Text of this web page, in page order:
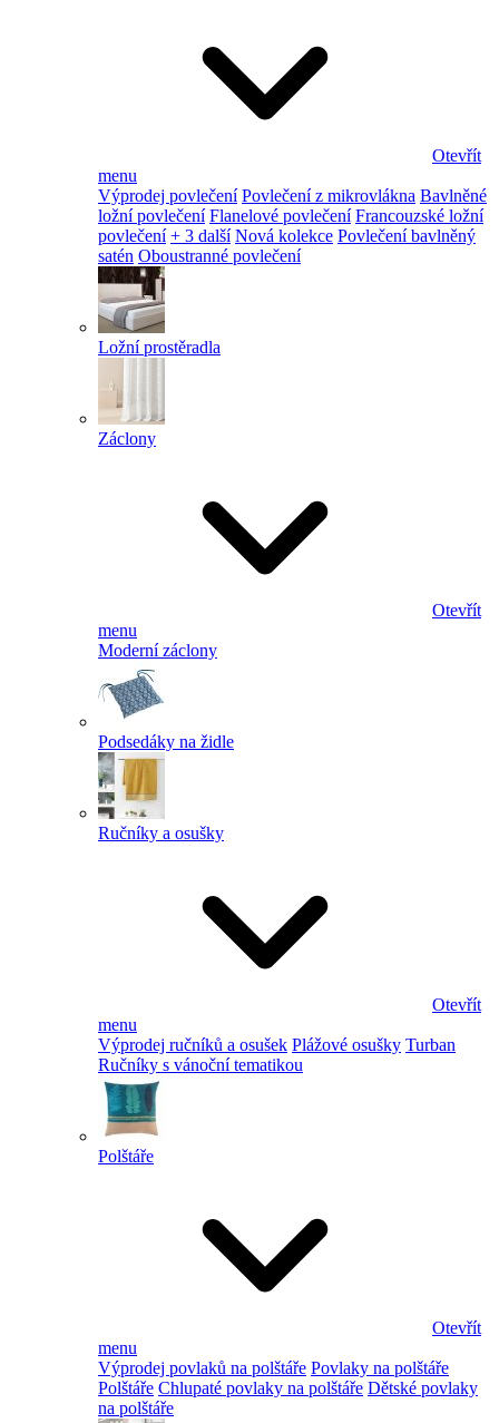
Otevřít
menu
Výprodej povlečení Povlečení z mikrovlákna Bavlněné
ložní povlečení Flanelové povlečení Francouzské ložní
povlečení + 3 další Nová kolekce Povlečení bavlněný
satén Oboustranné povlečení
Ložní prostěradla
Záclony
Otevřít
menu
Moderní záclony
Podsedáky na židle
Ručníky a osušky
Otevřít
menu
Výprodej ručníků a osušek Plážové osušky Turban
Ručníky s vánoční tematikou
Polštáře
Otevřít
menu
Výprodej povlaků na polštáře Povlaky na polštáře
Polštáře Chlupaté povlaky na polštáře Dětské povlaky
na polštáře